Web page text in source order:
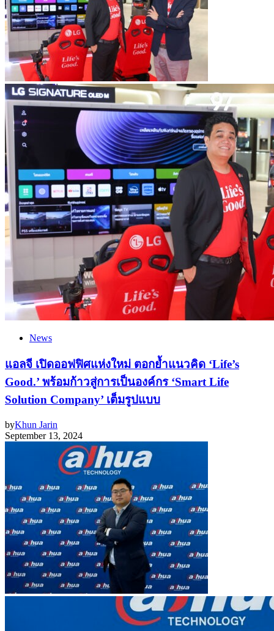
News
แอลจี เปิดออฟฟิศแห่งใหม่ ตอกย้ำแนวคิด ‘Life’s
Good.’ พร้อมก้าวสู่การเป็นองค์กร ‘Smart Life
Solution Company’ เต็มรูปแบบ
byKhun Jarin
September 13, 2024